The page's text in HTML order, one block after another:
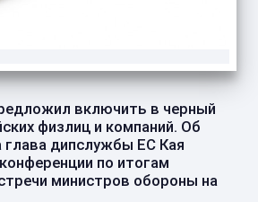
включить в черный
физлиц и компаний. Об
глава дипслужбы ЕС Кая
по итогам
министров обороны на